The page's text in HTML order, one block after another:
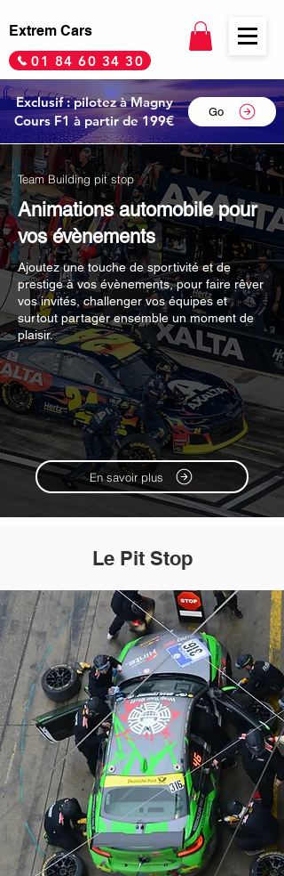
01 84 60 34 30
Extrem Cars
Exclusif : pilotez à Magny
Cours F1 à partir de 199€
Go
Team Building pit stop
Animations automobile pour
vos évènements
Ajoutez une touche de sportivité et de
prestige à vos évènements, pour faire rêver
vos invités, challenger vos équipes et
surtout partager ensemble un moment de
plaisir.
En savoir plus
Le Pit Stop